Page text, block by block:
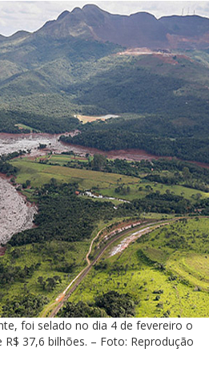
foi selado no dia 4 de fevereiro o
37,6 bilhões. – Foto: Reprodução